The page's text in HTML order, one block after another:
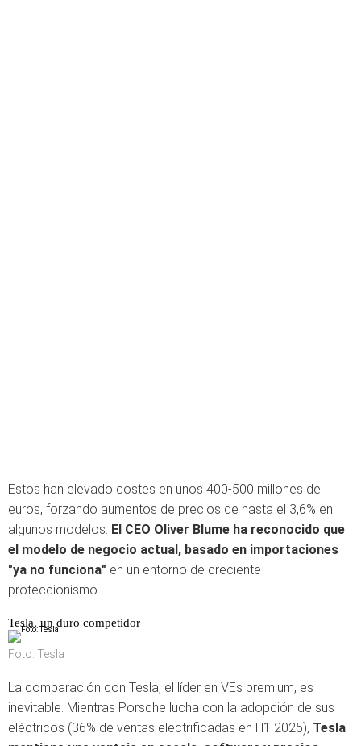
Estos han elevado costes en unos 400-500 millones de
euros, forzando aumentos de precios de hasta el 3,6% en
algunos modelos. El CEO Oliver Blume ha reconocido que
el modelo de negocio actual, basado en importaciones
"ya no funciona" en un entorno de creciente
proteccionismo.
Tesla, un duro competidor
Foto: Tesla
La comparación con Tesla, el líder en VEs premium, es
inevitable. Mientras Porsche lucha con la adopción de sus
eléctricos (36% de ventas electrificadas en H1 2025), Tesla